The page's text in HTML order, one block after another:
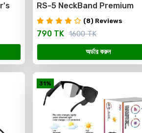
RS-5 NeckBand Premium
Quality with magnetic on/of
and ENC
(8) Reviews
790 TK 1600 TK
অর্ডার করুন
31%